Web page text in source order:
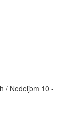
/ Nedeljom 10 -